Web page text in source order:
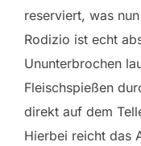
reserviert, was
Rodizio ist echt
Ununterbrochen
Fleischspießen
direkt auf dem
Hierbei reicht das